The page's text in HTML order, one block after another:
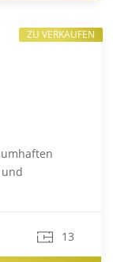
13
ZU VERKAUFEN